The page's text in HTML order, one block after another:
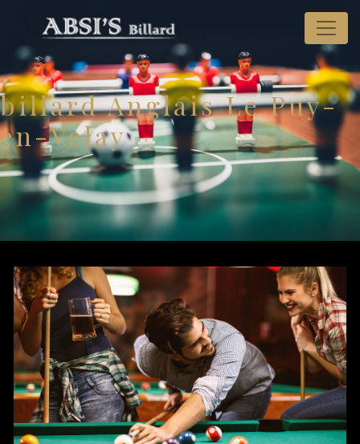
billard Anglais Le Puy-
en-Velay